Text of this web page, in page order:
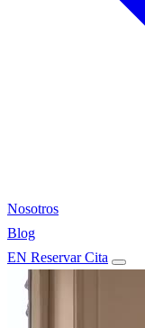
Nosotros
Blog
EN Reservar Cita